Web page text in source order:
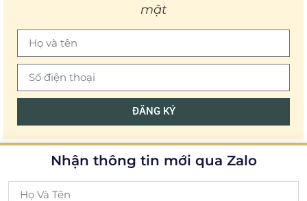
mật
ĐĂNG KÝ
Nhận thông tin mới qua Zalo